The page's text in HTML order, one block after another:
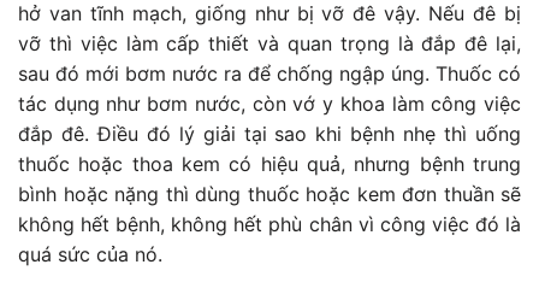
hở van tĩnh mạch, giống như bị vỡ đê vậy. Nếu đê bị
vỡ thì việc làm cấp thiết và quan trọng là đắp đê lại,
sau đó mới bơm nước ra để chống ngập úng. Thuốc có
tác dụng như bơm nước, còn vớ y khoa làm công việc
đắp đê. Điều đó lý giải tại sao khi bệnh nhẹ thì uống
thuốc hoặc thoa kem có hiệu quả, nhưng bệnh trung
bình hoặc nặng thì dùng thuốc hoặc kem đơn thuần sẽ
không hết bệnh, không hết phù chân vì công việc đó là
quá sức của nó.